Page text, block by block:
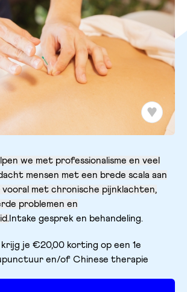
we met professionalisme en veel
mensen met een brede scala aan
vooral met chronische pijnklachten,
problemen en
Intake gesprek en behandeling.
je €20,00 korting op een 1e
en/of Chinese therapie